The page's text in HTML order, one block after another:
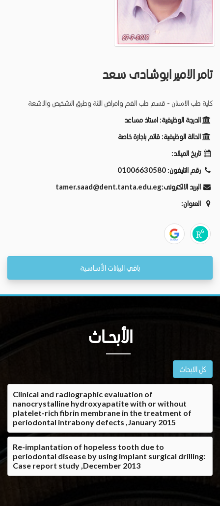
تامر الامير ابوشادى سعد
كلية طب الاسنان - قسم طب الفم وامراض اللثة وطرق التشخيص والاشعة
الدرجة الوظيفية: استاذ مساعد
الحالة الوظيفية: قائم باجازة خاصة
تاريخ الميلاد:
رقم التليفون: 01006630580
البريد الالكترونى:tamer.saad@dent.tanta.edu.eg
العنوان:
باقي البيانات الأساسية
الأبحــاث
كل الابحاث
Clinical and radiographic evaluation of
nanocrystalline hydroxyapatite with or without
platelet-rich fibrin membrane in the treatment of
periodontal intrabony defects ,January 2015
Re-implantation of hopeless tooth due to
periodontal disease by using implant surgical drilling:
Case report study ,December 2013